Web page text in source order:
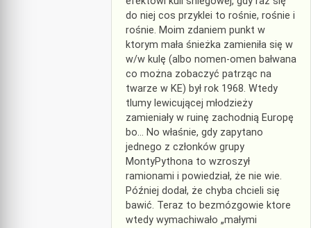
do niej cos przyklei to rośnie, rośnie i
rośnie. Moim zdaniem punkt w
ktorym mała śnieżka zamieniła się w
w/w kulę (albo nomen-omen bałwana
co można zobaczyć patrząc na
twarze w KE) był rok 1968. Wtedy
tlumy lewicującej młodzieży
zamieniały w ruinę zachodnią Europę
bo… No właśnie, gdy zapytano
jednego z członków grupy
MontyPythona to wzroszył
ramionami i powiedział, że nie wie.
Później dodał, że chyba chcieli się
bawić. Teraz to bezmózgowie ktore
wtedy wymachiwało „małymi